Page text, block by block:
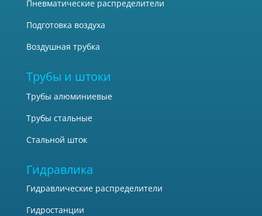
Пневматические распределители
Подготовка воздуха
Воздушная трубка
Трубы и штоки
Трубы алюминиевые
Трубы стальные
Стальной шток
Гидравлика
Гидравлические распределители
Гидростанции